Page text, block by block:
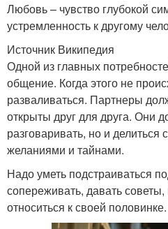
Любовь – чувство глубокой
устремленность к другому
Источник Википедия
Одной из главных
общение. Когда этого не
разваливаться. Партнеры
открыты друг для друга. Они
разговаривать, но и делиться
желаниями и тайнами.
Надо уметь подстраиваться
сопереживать, давать
относиться к своей половинке.